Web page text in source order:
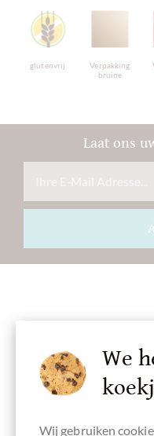
glutenvrij
Verpakking
bruine
Laat ons
We
Wij gebruiken